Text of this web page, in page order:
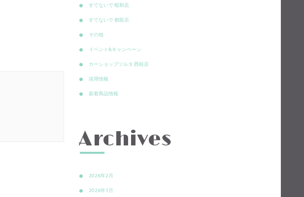
すてないで 昭和店
すてないで 都留店
その他
イベント&キャンペーン
カーショップツルタ 西桂店
採用情報
新着商品情報
Archives
2026年2月
2026年1月